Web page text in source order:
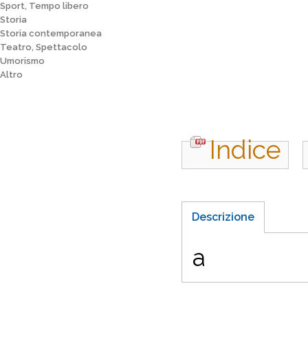
Sport, Tempo libero
Storia
Storia contemporanea
Teatro, Spettacolo
Umorismo
Altro
Indice
Descrizione
a